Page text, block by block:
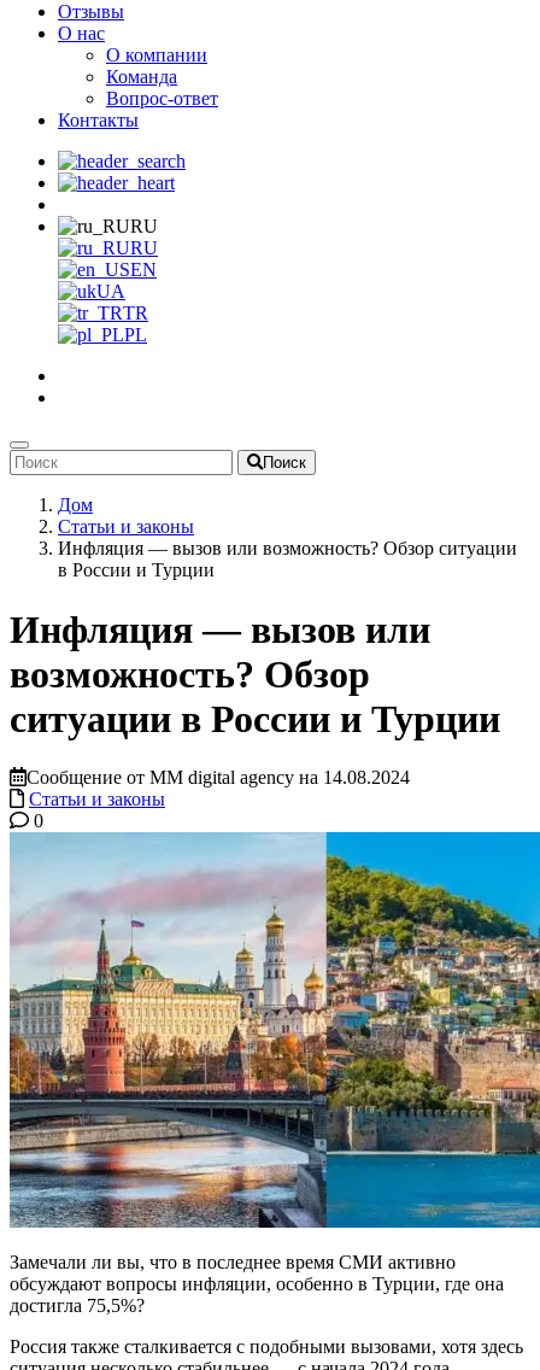
Отзывы
О нас
О компании
Команда
Вопрос-ответ
Контакты
RU
RU
EN
UA
TR
PL
Поиск
Дом
Статьи и законы
Инфляция — вызов или возможность? Обзор ситуации
в России и Турции
Инфляция — вызов или
возможность? Обзор
ситуации в России и Турции
Сообщение от MM digital agency на 14.08.2024
Статьи и законы
0
Замечали ли вы, что в последнее время СМИ активно
обсуждают вопросы инфляции, особенно в Турции, где она
достигла 75,5%?
Россия также сталкивается с подобными вызовами, хотя здесь